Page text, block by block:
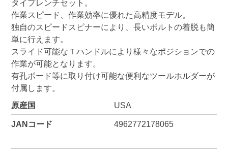
タイプレンチセット。
作業スピード、作業効率に優れた高精度モデル。
独自のスピードスピナーにより、長いボルトの着脱も簡
単に行えます。
スライド可能なＴハンドルにより様々なポジションでの
作業が可能となります。
有孔ボード等に取り付け可能な便利なツールホルダーが
付属します。
原産国
USA
JANコード 4962772178065